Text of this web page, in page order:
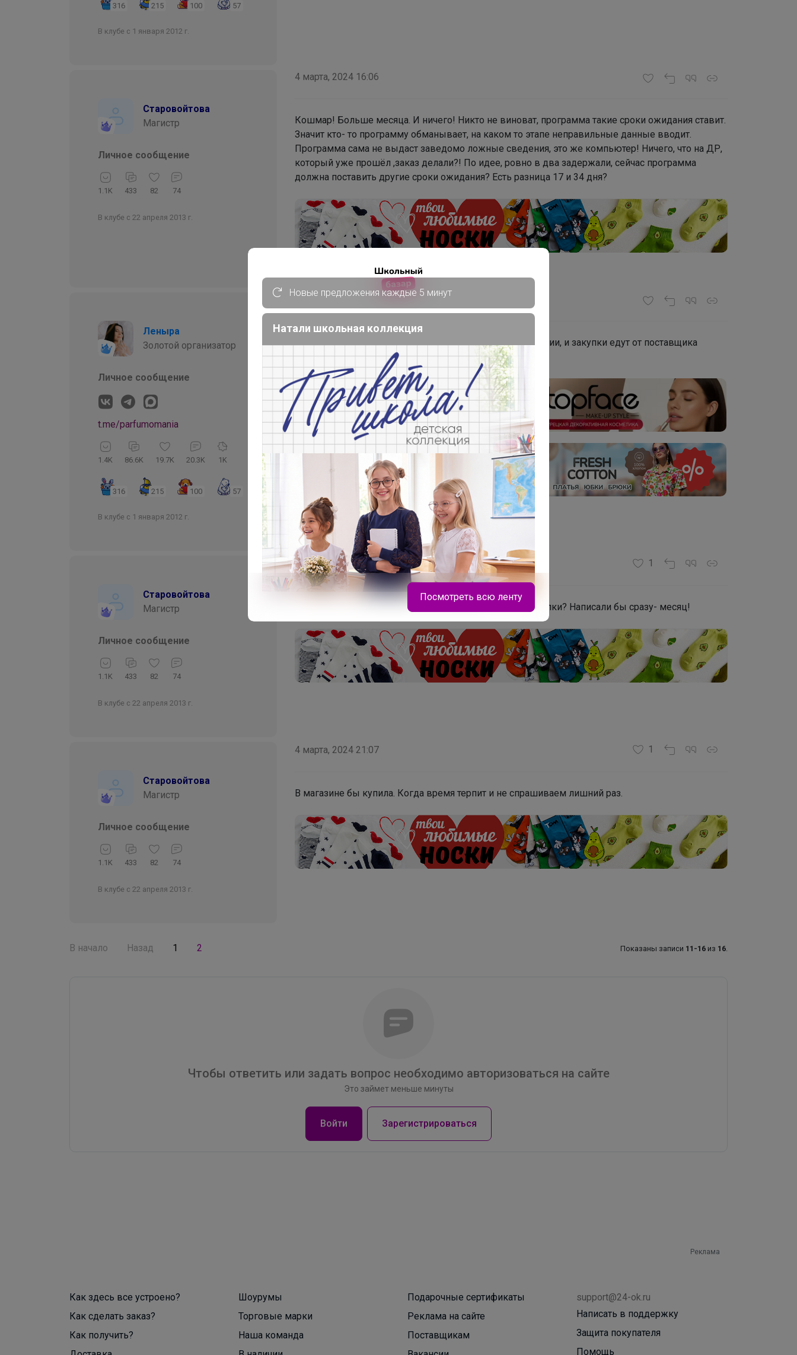
316 215 100 57
В клубе с 1 января 2012 г.
Старовойтова
Магистр
Личное сообщение
1.1K 433 82 74
В клубе с 22 апреля 2013 г.
4 марта, 2024 16:06
Кошмар! Больше месяца. И ничего! Никто не виноват, программа такие сроки ожидания ставит.
Значит кто- то программу обманывает, на каком то этапе неправильные данные вводит.
Программа сама не выдаст заведомо ложные сведения, это же компьютер! Ничего, что на ДР,
который уже прошёл ,заказ делали?! По идее, ровно в два задержали, сейчас программа
должна поставить другие сроки ожидания? Есть разница 17 и 34 дня?
Леныра
Золотой организатор
Личное сообщение
t.me/parfumomania
1.4K 86.6K 19.7K 20.3K 1K
316 215 100 57
В клубе с 1 января 2012 г.
4 марта, 2024 16:42
Старовойтова, Повторюсь, сейчас сезон новой коллекции, и закупки едут от поставщика
дольше чем хотелось бы
Старовойтова
Магистр
Личное сообщение
1.1K 433 82 74
В клубе с 22 апреля 2013 г.
4 марта, 2024 21:06 1
Так почему узнаем об этом по факту? А не в начале закупки? Написали бы сразу- месяц!
Старовойтова
Магистр
Личное сообщение
1.1K 433 82 74
В клубе с 22 апреля 2013 г.
4 марта, 2024 21:07 1
В магазине бы купила. Когда время терпит и не спрашиваем лишний раз.
В начало Назад 1 2 Показаны записи 11-16 из 16
Чтобы ответить или задать вопрос необходимо авторизоваться на сайте
Это займет меньше минуты
Войти Зарегистрироваться
Реклама
Как здесь все устроено?
Как сделать заказ?
Как получить?
Шоурумы
Торговые марки
Наша команда
Подарочные сертификаты
Реклама на сайте
Поставщикам
support@24-ok.ru
Написать в поддержку
Защита покупателя
Помощь
Новые предложения каждые 5 минут
Натали школьная коллекция
Angelevich
МиниДино современный школьный гардероб
Посмотреть всю ленту